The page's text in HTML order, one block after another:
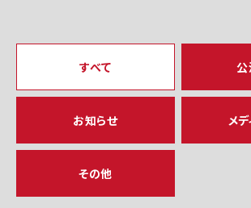
すべて
お知らせ メ
その他